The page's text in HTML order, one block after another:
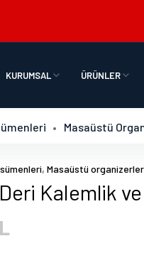
KURUMSAL ÜRÜNLER
Masaüstü
, Masaüstü organizerler
Kalemlik